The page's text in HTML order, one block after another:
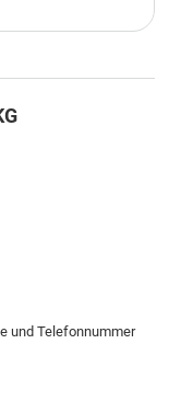
und Telefonnummer